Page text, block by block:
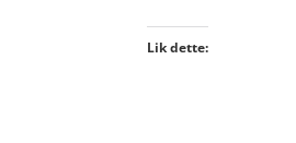
Lik dette: